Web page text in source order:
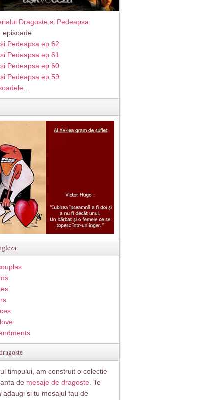
Dragoste si Pedeapsa
episoade
Pedeapsa ep 62
Pedeapsa ep 61
Pedeapsa ep 60
Pedeapsa ep 59
timpului, am construit o colectie
de mesaje de dragoste . Te
adaugi si tu mesajul tau de